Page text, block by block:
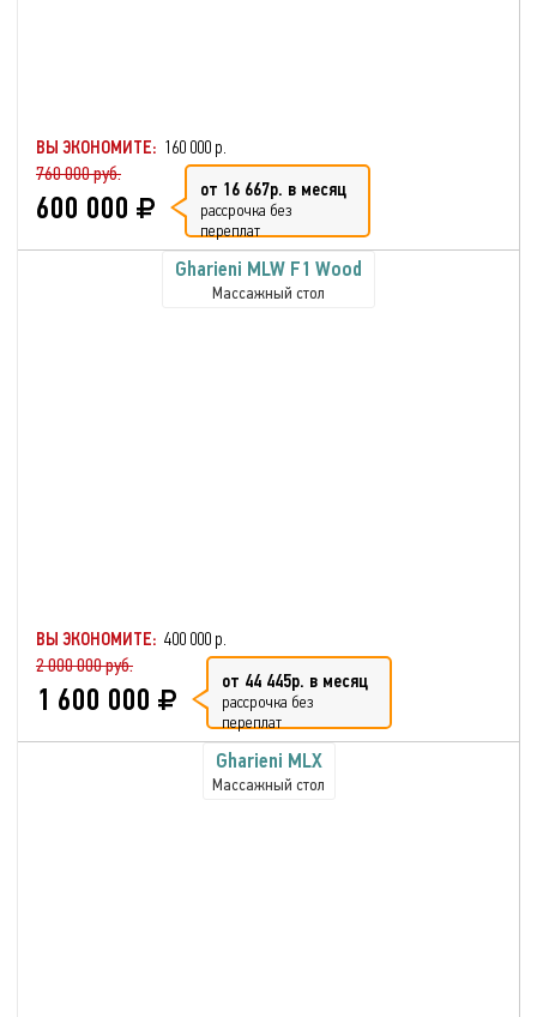
ВЫ ЭКОНОМИТЕ: 160 000 р.
760 000 руб.
600 000 от 16 667р. в месяц
рассрочка без
переплат
Gharieni MLW F1 Wood
Массажный стол
ВЫ ЭКОНОМИТЕ: 400 000 р.
2 000 000 руб.
1 600 000 от 44 445р. в месяц
рассрочка без
переплат
Gharieni MLX
Массажный стол